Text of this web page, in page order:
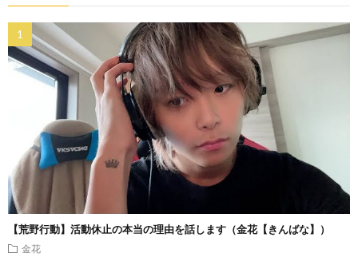
【荒野行動】活動休止の本当の理由を話します（金花【きんばな】）
金花